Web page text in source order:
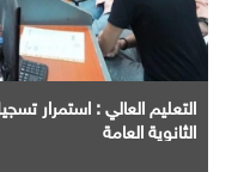
التعليم العالي : استمرار
الثانوية العامة